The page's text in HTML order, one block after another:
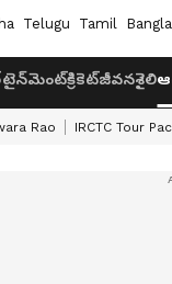
Telugu Tamil Bangla
క్రికెట్జీవనశైలి
Rao IRCTC Tour